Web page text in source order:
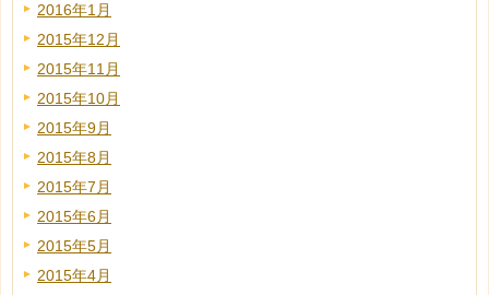
2016年1月
2015年12月
2015年11月
2015年10月
2015年9月
2015年8月
2015年7月
2015年6月
2015年5月
2015年4月